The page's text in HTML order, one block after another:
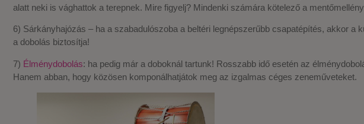
alatt neki is vághattok a terepnek. Mire figyelj? Mindenki számára kötelező a
6) Sárkányhajózás – ha a szabadulószoba a beltéri legnépszerűbb csapatépítés, akkor
a dobolás biztosítja!
7) Élménydobolás: ha pedig már a doboknál tartunk! Rosszabb idő esetén az
Hanem abban, hogy közösen komponálhatjátok meg az izgalmas céges zeneműveteket.